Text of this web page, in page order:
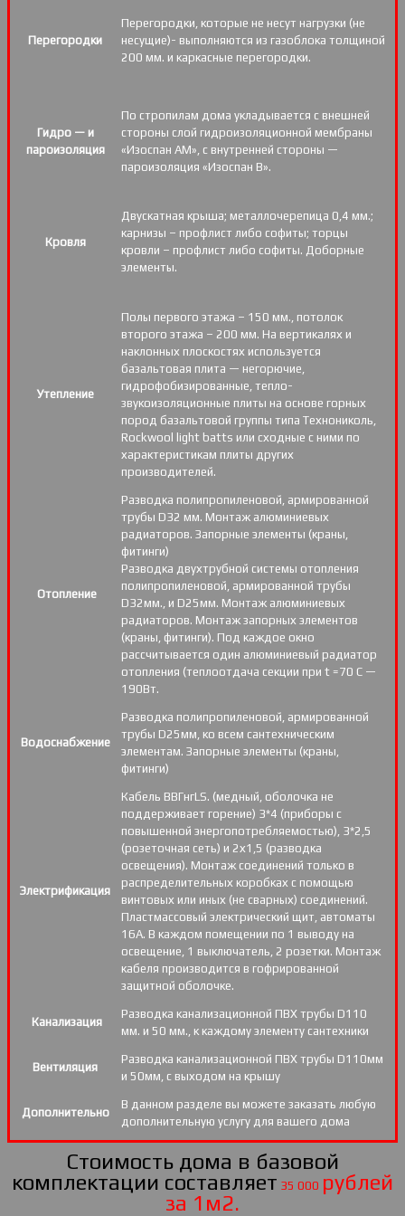
Перегородки
Перегородки, которые не несут нагрузки (не
несущие)- выполняются из газоблока толщиной
200 мм. и каркасные перегородки.
Гидро — и
пароизоляция
По стропилам дома укладывается с внешней
стороны слой гидроизоляционной мембраны
«Изоспан АМ», с внутренней стороны —
пароизоляция «Изоспан B».
Кровля
Двускатная крыша; металлочерепица 0,4 мм.;
карнизы – профлист либо софиты; торцы
кровли – профлист либо софиты. Доборные
элементы.
Утепление
Полы первого этажа – 150 мм., потолок
второго этажа – 200 мм. На вертикалях и
наклонных плоскостях используется
базальтовая плита — негорючие,
гидрофобизированные, тепло-
звукоизоляционные плиты на основе горных
пород базальтовой группы типа Технониколь,
Rockwool light batts или сходные с ними по
характеристикам плиты других
производителей.
Отопление
Разводка полипропиленовой, армированной
трубы D32 мм. Монтаж алюминиевых
радиаторов. Запорные элементы (краны,
фитинги)
Разводка двухтрубной системы отопления
полипропиленовой, армированной трубы
D32мм., и D25мм. Монтаж алюминиевых
радиаторов. Монтаж запорных элементов
(краны, фитинги). Под каждое окно
рассчитывается один алюминиевый радиатор
отопления (теплоотдача секции при t =70 С —
190Вт.
Водоснабжение
Разводка полипропиленовой, армированной
трубы D25мм, ко всем сантехническим
элементам. Запорные элементы (краны,
фитинги)
Электрификация
Кабель ВВГнгLS. (медный, оболочка не
поддерживает горение) 3*4 (приборы с
повышенной энергопотребляемостью), 3*2,5
(розеточная сеть) и 2х1,5 (разводка
освещения). Монтаж соединений только в
распределительных коробках с помощью
винтовых или иных (не сварных) соединений.
Пластмассовый электрический щит, автоматы
16А. В каждом помещении по 1 выводу на
освещение, 1 выключатель, 2 розетки. Монтаж
кабеля производится в гофрированной
защитной оболочке.
Канализация
Разводка канализационной ПВХ трубы D110
мм. и 50 мм., к каждому элементу сантехники
Вентиляция
Разводка канализационной ПВХ трубы D110мм
и 50мм, с выходом на крышу
Дополнительно
В данном разделе вы можете заказать любую
дополнительную услугу для вашего дома
Стоимость дома в базовой
комплектации составляет 35 000 рублей
за 1м2.